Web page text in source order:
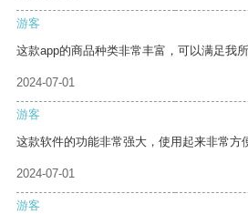
游客
这款app的商品种类非常丰富，可以满足我所
2024-07-01
游客
这款软件的功能非常强大，使用起来非常方
2024-07-01
游客